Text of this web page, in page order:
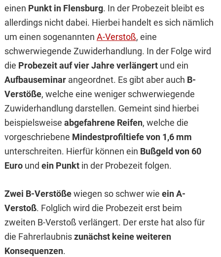
einen Punkt in Flensburg. In der Probezeit bleibt es
allerdings nicht dabei. Hierbei handelt es sich nämlich
um einen sogenannten A-Verstoß, eine
schwerwiegende Zuwiderhandlung. In der Folge wird
die Probezeit auf vier Jahre verlängertund ein
Aufbauseminarangeordnet. Es gibt aber auch B-
Verstöße, welche eine weniger schwerwiegende
Zuwiderhandlung darstellen. Gemeint sind hierbei
beispielsweise abgefahrene Reifen, welche die
vorgeschriebene Mindestprofiltiefe von 1,6 mm
unterschreiten. Hierfür können ein Bußgeld von 60
Euround ein Punktin der Probezeit folgen.
Zwei B-Verstößewiegen so schwer wie ein A-
Verstoß. Folglich wird die Probezeit erst beim
zweiten B-Verstoß verlängert. Der erste hat also für
die Fahrerlaubniszunächst keine weiteren
Konsequenzen.